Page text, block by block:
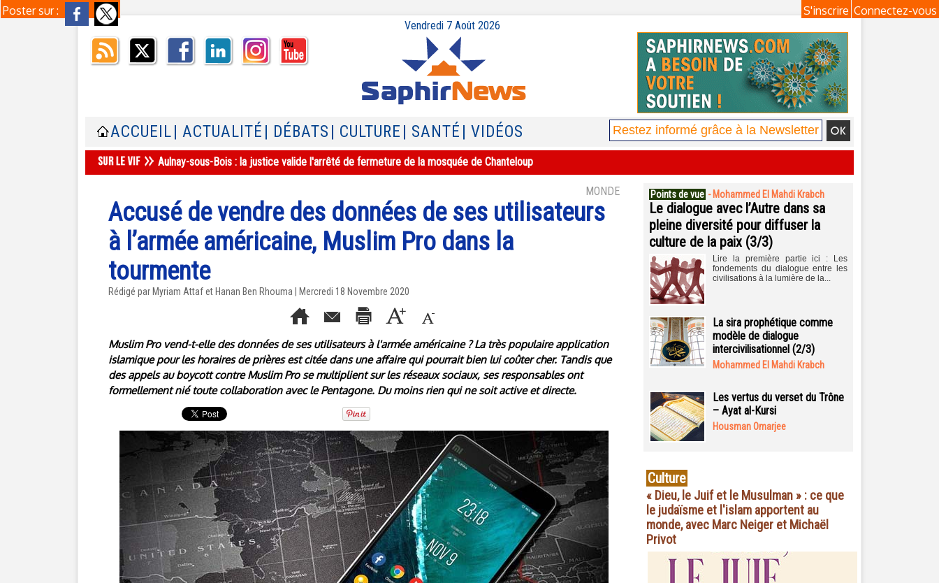
Poster sur : Connectez-vous
S'inscrire
Vendredi 7 Août 2026
ACCUEIL | ACTUALITÉ | DÉBATS | CULTURE | SANTÉ | VIDÉOS
Aulnay-sous-Bois : la justice valide l'arrêté de fermeture de la mosquée de Chanteloup
MONDE
Accusé de vendre des données de ses utilisateurs
à l’armée américaine, Muslim Pro dans la
tourmente
Rédigé par Myriam Attaf et Hanan Ben Rhouma | Mercredi 18 Novembre 2020
Muslim Pro vend-t-elle des données de ses utilisateurs à l'armée américaine ? La très populaire application
islamique pour les horaires de prières est citée dans une affaire qui pourrait bien lui coûter cher. Tandis que
des appels au boycott contre Muslim Pro se multiplient sur les réseaux sociaux, ses responsables ont
formellement nié toute collaboration avec le Pentagone. Du moins rien qui ne soit active et directe.
Points de vue - Mohammed El Mahdi Krabch
Le dialogue avec l’Autre dans sa
pleine diversité pour diffuser la
culture de la paix (3/3)
Lire la première partie ici : Les
fondements du dialogue entre les
civilisations à la lumière de la...
La sira prophétique comme
modèle de dialogue
intercivilisationnel (2/3)
Mohammed El Mahdi Krabch
Les vertus du verset du Trône
– Ayat al-Kursi
Housman Omarjee
Culture
« Dieu, le Juif et le Musulman » : ce que
le judaïsme et l'islam apportent au
monde, avec Marc Neiger et Michaël
Privot